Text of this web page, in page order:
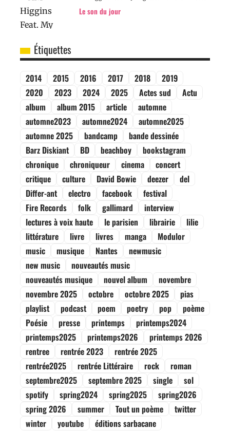
Le son du jour
Étiquettes
2014 2015 2016 2017 2018
2019
2020
2023 2024 2025 Actes sud
Actu
album
album 2015 article
automne
automne2023
automne2024
automne2025
automne 2025
bandcamp
bande dessinée
Barz Diskiant
BD beachboy
bookstagram
chronique
chroniqueur cinema
concert
critique
culture David Bowie deezer
del
Differ-ant
electro facebook
festival
Fire Records
folk gallimard
interview
lectures à voix haute
le parisien librairie
lilie
littérature
livre livres manga
Modulor
music
musique Nantes
newmusic
new music
nouveautés music
nouveautés musique
nouvel album
novembre
novembre 2025
octobre octobre 2025
pias
playlist
podcast poem poetry pop
poème
Poésie
presse printemps
printemps2024
printemps2025
printemps2026
printemps 2026
rentree
rentrée 2023
rentrée 2025
rentrée2025
rentrée Littéraire rock
roman
septembre2025
septembre 2025 single
sol
spotify
spring2024 spring2025
spring2026
spring 2026
summer Tout un poème
twitter
winter
youtube éditions sarbacane